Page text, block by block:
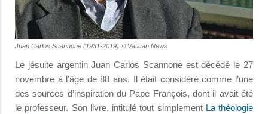
Juan Carlos Scannone (1931-2019) © Vatican News
Le jésuite argentin Juan Carlos Scannone est décédé le 27
novembre à l’âge de 88 ans. Il était considéré comme l’une
des sources d’inspiration du Pape François, dont il avait été
le professeur. Son livre, intitulé tout simplement La théologie